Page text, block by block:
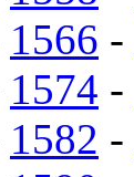
1566 -
1574 -
1582 -